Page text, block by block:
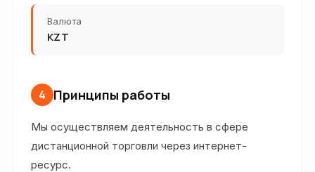
Валюта
KZT
4 Принципы работы
Мы осуществляем деятельность в сфере
дистанционной торговли через интернет-
ресурс.